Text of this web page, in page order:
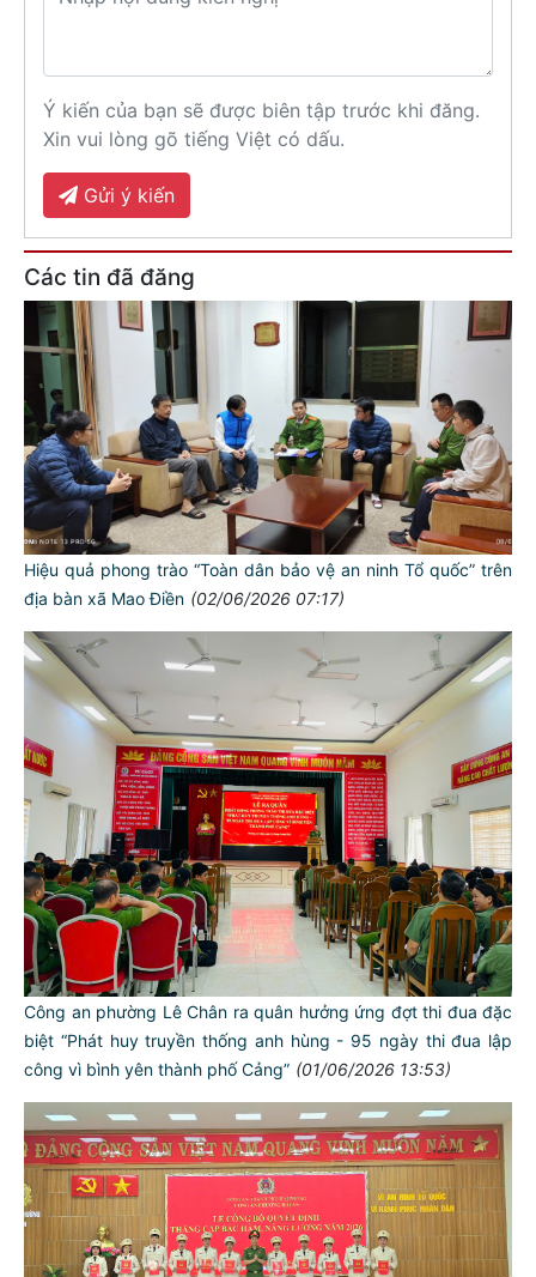
Ý kiến của bạn sẽ được biên tập trước khi đăng.
Xin vui lòng gõ tiếng Việt có dấu.
Gửi ý kiến
Các tin đã đăng
Hiệu quả phong trào “Toàn dân bảo vệ an ninh Tổ quốc” trên
địa bàn xã Mao Điền (02/06/2026 07:17)
Công an phường Lê Chân ra quân hưởng ứng đợt thi đua đặc
biệt “Phát huy truyền thống anh hùng - 95 ngày thi đua lập
công vì bình yên thành phố Cảng” (01/06/2026 13:53)